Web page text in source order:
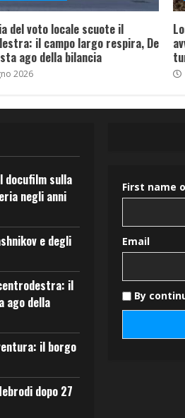
del voto locale scuote il
il campo largo respira, De
ago della bilancia
2026
docufilm sulla
negli anni
e degli
il
ago della
il borgo
dopo 27
First name
Email
By